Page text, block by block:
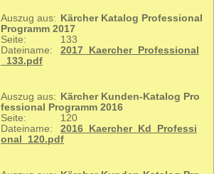
Auszug aus:
Kärcher Katalog Professional
Programm 2017
Seite:
133
Dateiname:
2017_Kaercher_Professional
_133.pdf
Auszug aus:
Kärcher Kunden-Katalog Pro
fessional Programm 2016
Seite:
120
Dateiname:
2016_Kaercher_Kd_Professi
onal_120.pdf